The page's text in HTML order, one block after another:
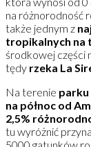
na różnorodność
także jednym z
tropikalnych na
środkowej części
tędy rzeka La
Na terenie parku
na północ od
2,5%
tu wyróżnić
5000 gatunków